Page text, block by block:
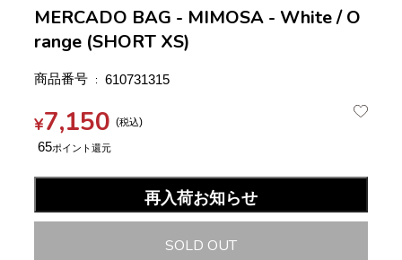
MERCADO BAG - MIMOSA - White / O
range (SHORT XS)
商品番号 610731315
¥7,150 税込
65
再入荷お知らせ
SOLD OUT